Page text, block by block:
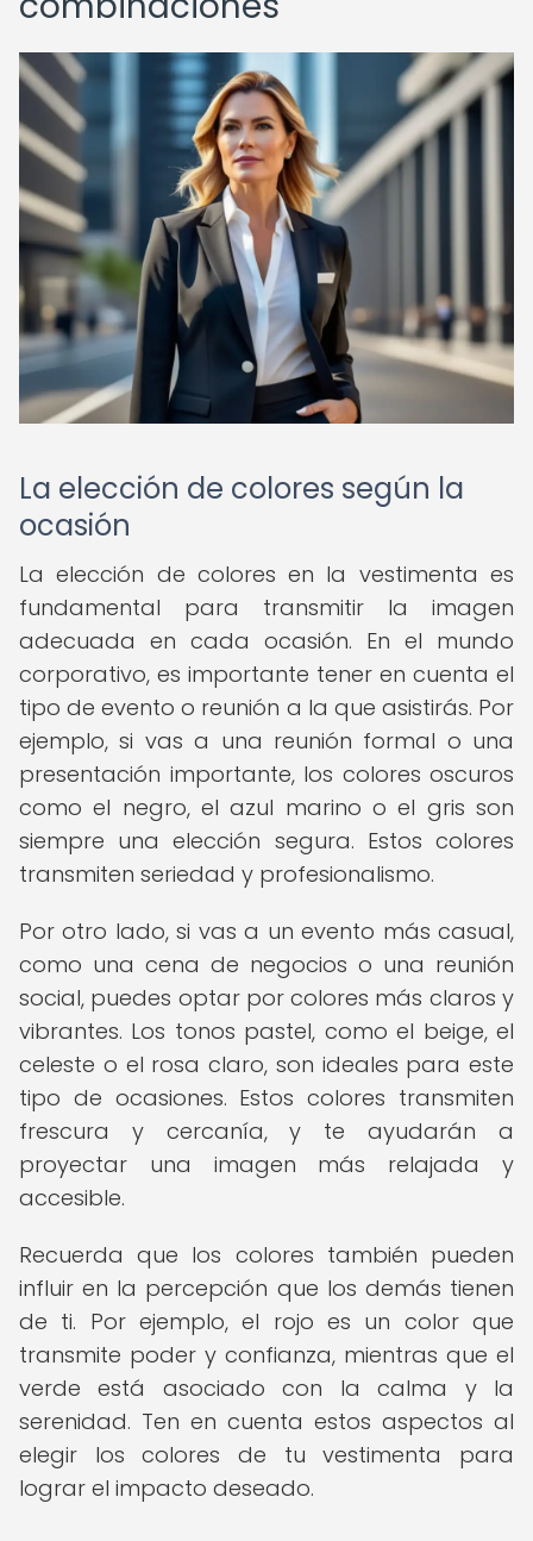
La elección de colores según la
ocasión
La elección de colores en la vestimenta es
fundamental para transmitir la imagen
adecuada en cada ocasión. En el mundo
corporativo, es importante tener en cuenta el
tipo de evento o reunión a la que asistirás. Por
ejemplo, si vas a una reunión formal o una
presentación importante, los colores oscuros
como el negro, el azul marino o el gris son
siempre una elección segura. Estos colores
transmiten seriedad y profesionalismo.
Por otro lado, si vas a un evento más casual,
como una cena de negocios o una reunión
social, puedes optar por colores más claros y
vibrantes. Los tonos pastel, como el beige, el
celeste o el rosa claro, son ideales para este
tipo de ocasiones. Estos colores transmiten
frescura y cercanía, y te ayudarán a
proyectar una imagen más relajada y
accesible.
Recuerda que los colores también pueden
influir en la percepción que los demás tienen
de ti. Por ejemplo, el rojo es un color que
transmite poder y confianza, mientras que el
verde está asociado con la calma y la
serenidad. Ten en cuenta estos aspectos al
elegir los colores de tu vestimenta para
lograr el impacto deseado.